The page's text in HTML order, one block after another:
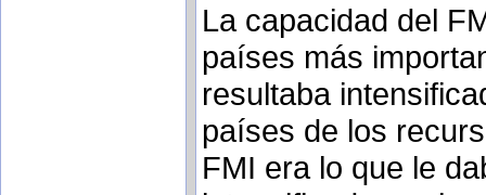
La capacidad del
países más
resultaba
países de los
FMI era lo que le